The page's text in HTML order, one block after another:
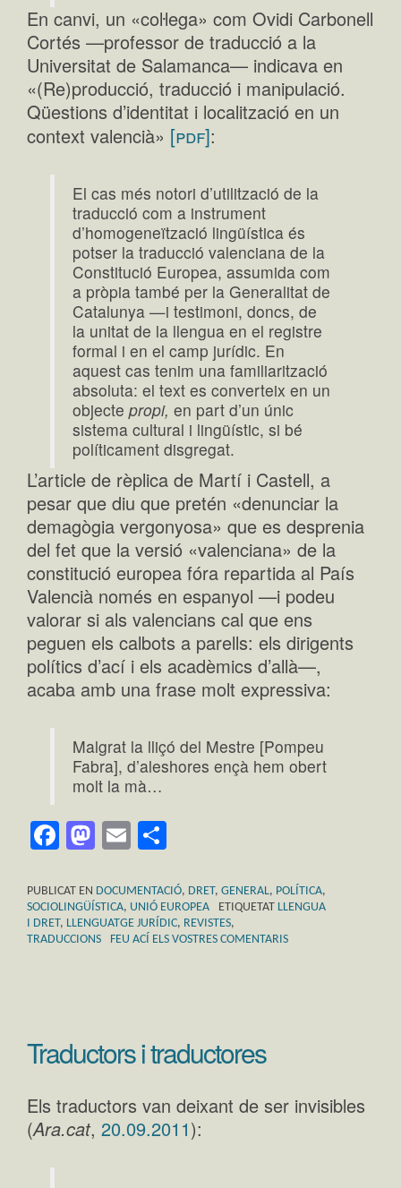
En canvi, un «coŀlega» com Ovidi Carbonell
Cortés —professor de traducció a la
Universitat de Salamanca— indicava en
«(Re)producció, traducció i manipulació.
Qüestions d’identitat i localització en un
context valencià» [pdf]:
El cas més notori d’utilització de la
traducció com a instrument
d’homogeneïtzació lingüística és
potser la traducció valenciana de la
Constitució Europea, assumida com
a pròpia també per la Generalitat de
Catalunya —i testimoni, doncs, de
la unitat de la llengua en el registre
formal i en el camp jurídic. En
aquest cas tenim una familiarització
absoluta: el text es converteix en un
objectepropi, en part d’un únic
sistema cultural i lingüístic, si bé
políticament disgregat.
L’article de rèplica de Martí i Castell, a
pesar que diu que pretén «denunciar la
demagògia vergonyosa» que es desprenia
del fet que la versió «valenciana» de la
constitució europea fóra repartida al País
Valencià només en espanyol —i podeu
valorar si als valencians cal que ens
peguen els calbots a parells: els dirigents
polítics d’ací i els acadèmics d’allà—,
acaba amb una frase molt expressiva:
Malgrat la lliçó del Mestre [Pompeu
Fabra], d’aleshores ençà hem obert
molt la mà…
Facebook
Mastodon
Email
PUBLICAT EN DOCUMENTACIÓ, DRET, GENERAL, POLÍTICA,
SOCIOLINGÜÍSTICA, UNIÓ EUROPEA ETIQUETAT LLENGUA
I DRET, LLENGUATGE JURÍDIC, REVISTES,
TRADUCCIONS
FEU ACÍ ELS VOSTRES COMENTARIS
Traductors i traductores
Els traductors van deixant de ser invisibles
(Ara.cat, 20.09.2011):